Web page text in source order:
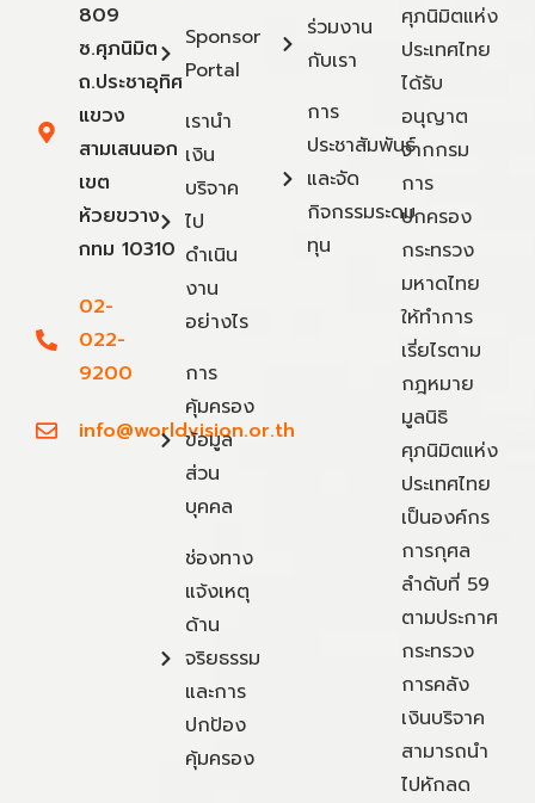
809
ซ.ศุภนิมิต
ถ.ประชาอุทิศ
แขวง
สามเสนนอก
เขต
ห้วยขวาง
กทม 10310
02-
022-
9200
info@worldvision.or.th
Sponsor
Portal
เรานำ
เงิน
บริจาค
ไป
ดำเนิน
งาน
อย่างไร
การ
คุ้มครอง
ข้อมูล
ส่วน
บุคคล
ช่องทาง
แจ้งเหตุ
ด้าน
จริยธรรม
และการ
ปกป้อง
คุ้มครอง
ร่วมงาน
กับเรา
การ
ประชาสัมพันธ์
และจัด
กิจกรรมระดม
ทุน
ศุภนิมิตแห่ง
ประเทศไทย
ได้รับ
อนุญาต
จากกรม
การ
ปกครอง
กระทรวง
มหาดไทย
ให้ทำการ
เรี่ยไรตาม
กฎหมาย
มูลนิธิ
ศุภนิมิตแห่ง
ประเทศไทย
เป็นองค์กร
การกุศล
ลำดับที่ 59
ตามประกาศ
กระทรวง
การคลัง
เงินบริจาค
สามารถนำ
ไปหักลด